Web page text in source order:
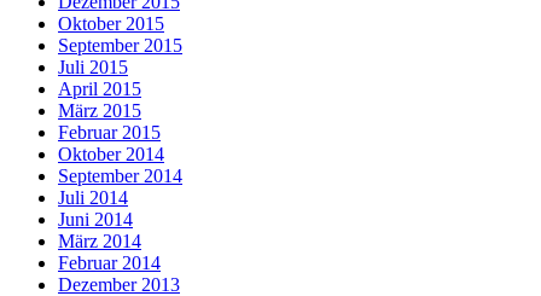
Oktober 2015
September 2015
Juli 2015
April 2015
März 2015
Februar 2015
Oktober 2014
September 2014
Juli 2014
Juni 2014
März 2014
Februar 2014
Dezember 2013